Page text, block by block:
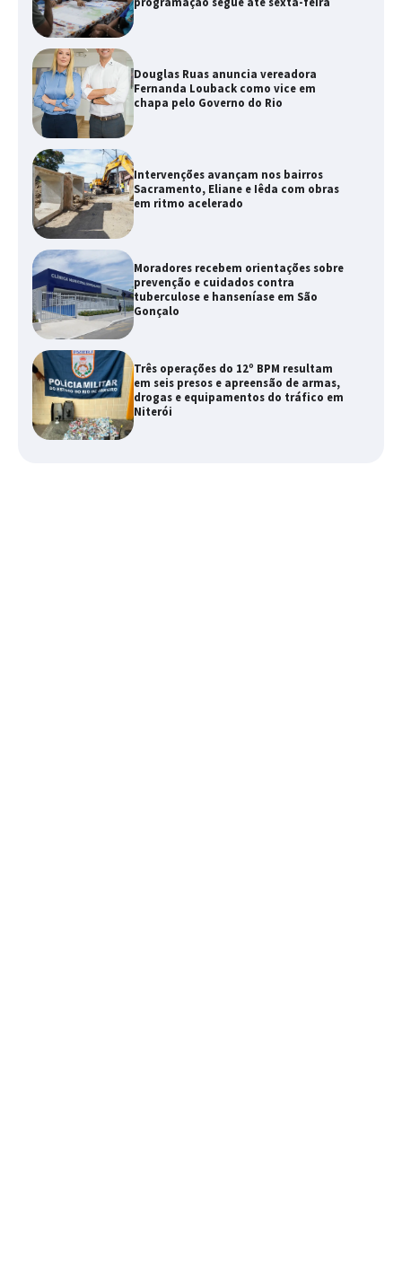
Douglas Ruas anuncia vereadora
Fernanda Louback como vice em
chapa pelo Governo do Rio
Intervenções avançam nos bairros
Sacramento, Eliane e Iêda com obras
em ritmo acelerado
Moradores recebem orientações sobre
prevenção e cuidados contra
tuberculose e hanseníase em São
Gonçalo
Três operações do 12º BPM resultam
em seis presos e apreensão de armas,
drogas e equipamentos do tráfico em
Niterói